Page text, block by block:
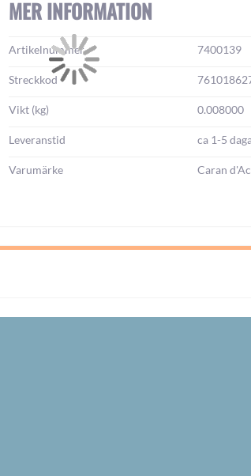
MER INFORMATION
Mer
information:
Artikelnummer 7400139
Streckkod
Vikt (kg) 0.008000
Leveranstid ca 1-5
Varumärke Caran